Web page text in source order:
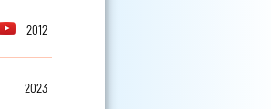
2012
2023